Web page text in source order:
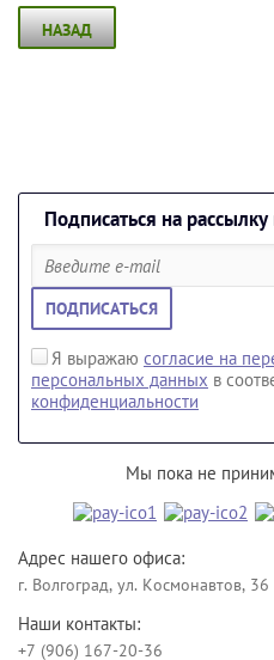
НАЗАД
Подписаться на
Я выражаю согласие на
персональных данных в
конфиденциальности
ПОДПИСАТЬСЯ
Мы пока не
Адрес нашего офиса:
г. Волгоград, ул. Космонавтов, 36
Наши контакты:
+7 (906) 167-20-36